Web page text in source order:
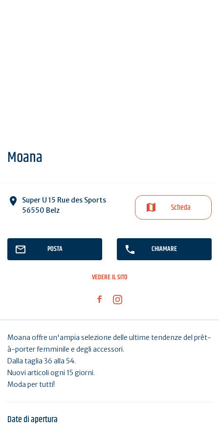
Moana
Super U 15 Rue des Sports
56550 Belz
Scheda
POSTA CHIAMARE
VEDERE IL SITO
Moana offre un'ampia selezione delle ultime tendenze del prêt-
à-porter femminile e degli accessori.
Dalla taglia 36 alla 54.
Nuovi articoli ogni 15 giorni.
Moda per tutti!
Date di apertura